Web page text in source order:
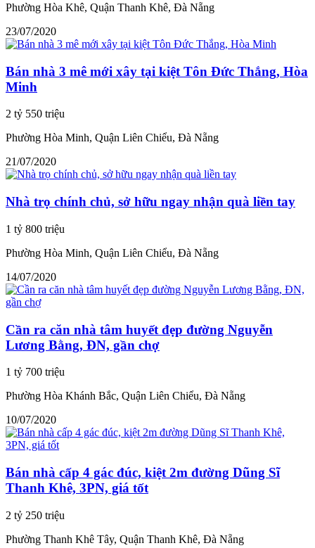
Phường Hòa Khê, Quận Thanh Khê, Đà Nẵng
23/07/2020
Bán nhà 3 mê mới xây tại kiệt Tôn Đức Thắng, Hòa
Minh
2 tỷ 550 triệu
Phường Hòa Minh, Quận Liên Chiểu, Đà Nẵng
21/07/2020
Nhà trọ chính chủ, sở hữu ngay nhận quà liền tay
1 tỷ 800 triệu
Phường Hòa Minh, Quận Liên Chiểu, Đà Nẵng
14/07/2020
Cần ra căn nhà tâm huyết đẹp đường Nguyễn
Lương Bằng, ĐN, gần chợ
1 tỷ 700 triệu
Phường Hòa Khánh Bắc, Quận Liên Chiểu, Đà Nẵng
10/07/2020
Bán nhà cấp 4 gác đúc, kiệt 2m đường Dũng Sĩ
Thanh Khê, 3PN, giá tốt
2 tỷ 250 triệu
Phường Thanh Khê Tây, Quận Thanh Khê, Đà Nẵng